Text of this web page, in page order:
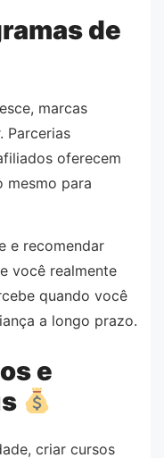
de
marcas
Parcerias
oferecem
mesmo para
e recomendar
você realmente
quando você
a longo prazo.
e
criar cursos